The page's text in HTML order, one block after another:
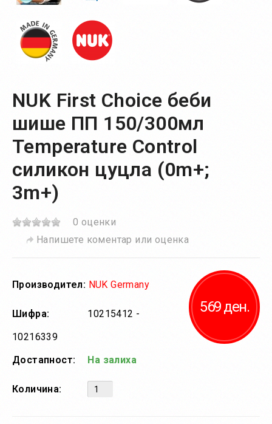
NUK First Choice беби
шише ПП 150/300мл
Temperature Control
силикон цуцла (0m+;
3m+)
0 оценки
Напишете коментар или оценка
569 ден.
Производител: NUK Germany
Шифра:
10215412 -
10216339
Достапност:
На залиха
Количина: